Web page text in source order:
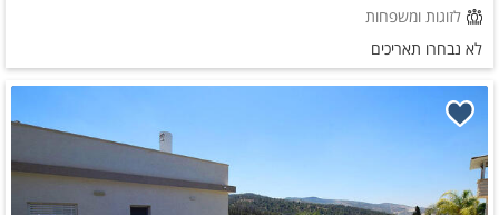
לזוגות ומשפחות
לא נבחרו תאריכים